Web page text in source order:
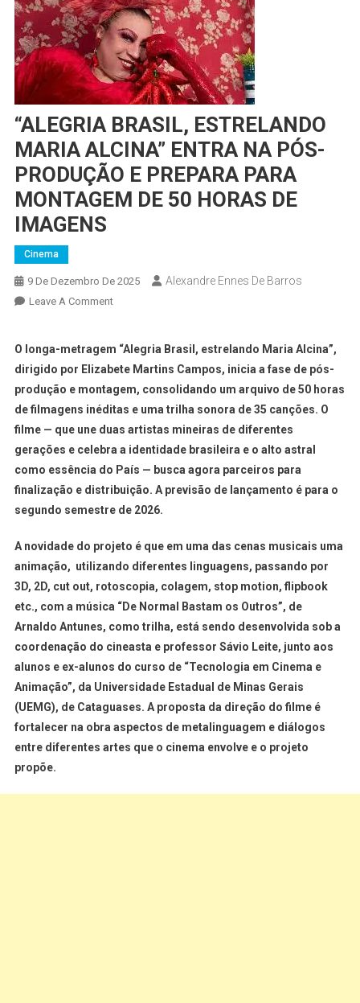
“ALEGRIA BRASIL, ESTRELANDO
MARIA ALCINA” ENTRA NA PÓS-
PRODUÇÃO E PREPARA PARA
MONTAGEM DE 50 HORAS DE
IMAGENS
Cinema
9 De Dezembro De 2025 Alexandre Ennes De Barros
Leave A Comment
O longa-metragem “Alegria Brasil, estrelando Maria Alcina”,
dirigido por Elizabete Martins Campos, inicia a fase de pós-
produção e montagem, consolidando um arquivo de 50 horas
de filmagens inéditas e uma trilha sonora de 35 canções. O
filme — que une duas artistas mineiras de diferentes
gerações e celebra a identidade brasileira e o alto astral
como essência do País — busca agora parceiros para
finalização e distribuição. A previsão de lançamento é para o
segundo semestre de 2026.
A novidade do projeto é que em uma das cenas musicais uma
animação, utilizando diferentes linguagens, passando por
3D, 2D, cut out, rotoscopia, colagem, stop motion, flipbook
etc., com a música “De Normal Bastam os Outros”, de
Arnaldo Antunes, como trilha, está sendo desenvolvida sob a
coordenação do cineasta e professor Sávio Leite, junto aos
alunos e ex-alunos do curso de “Tecnologia em Cinema e
Animação”, da Universidade Estadual de Minas Gerais
(UEMG), de Cataguases. A proposta da direção do filme é
fortalecer na obra aspectos de metalinguagem e diálogos
entre diferentes artes que o cinema envolve e o projeto
propõe.